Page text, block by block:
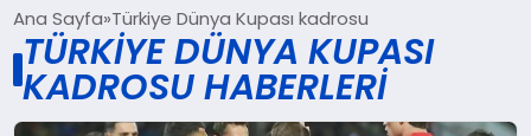
SIGORTA
BES / HAYAT
Ana Sayfa Türkiye Dünya Kupası kadrosu
TÜRKIYE DÜNYA KUPASI
KADROSU HABERLERI